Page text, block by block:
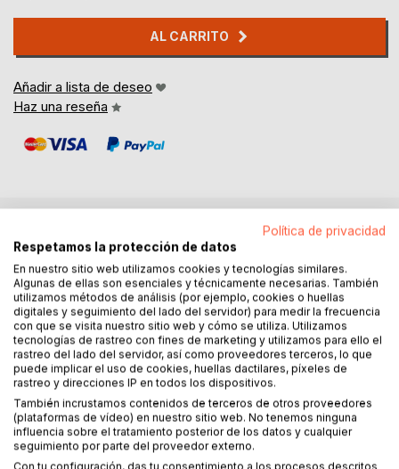
AL CARRITO
Añadir a lista de deseo
Haz una reseña
DESCRIPCIÓN
En la Tramuntana
Poemas de amor y paisajes poéticos que nos llevan a la
isla de ensueño de Mallorca. Déjese encantar por textos
únicos sobre días de verano sofocantes junto al mar,
caminatas por la impresionante Serra de Tramuntana,
excursiones a pintorescos pueblos como Sóller, Deià y
Valldemossa y románticos paseos por la salvaje costa
mallorquina.
Sumérjase y disfrute del dulce aroma de los limoneros e
higueras, los fuertes colores de las buganvillas y el canto
Política de privacidad
Respetamos la protección de datos
En nuestro sitio web utilizamos cookies y tecnologías similares.
Algunas de ellas son esenciales y técnicamente necesarias. También
utilizamos métodos de análisis (por ejemplo, cookies o huellas
digitales y seguimiento del lado del servidor) para medir la frecuencia
con que se visita nuestro sitio web y cómo se utiliza. Utilizamos
tecnologías de rastreo con fines de marketing y utilizamos para ello el
rastreo del lado del servidor, así como proveedores terceros, lo que
puede implicar el uso de cookies, huellas dactilares, píxeles de
rastreo y direcciones IP en todos los dispositivos.
También incrustamos contenidos de terceros de otros proveedores
(plataformas de vídeo) en nuestro sitio web. No tenemos ninguna
influencia sobre el tratamiento posterior de los datos y cualquier
seguimiento por parte del proveedor externo.
Con tu configuración, das tu consentimiento a los procesos descritos